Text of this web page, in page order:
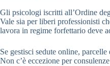
Gli psicologi iscritti all’Ordine
Vale sia per liberi professionisti
lavora in regime forfettario deve
Se gestisci sedute online,
Non c’è eccezione per